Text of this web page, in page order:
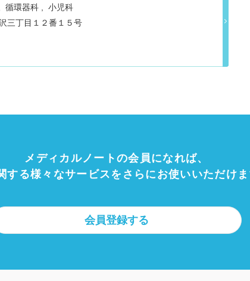
循環器科
小児科
三丁目１２番１５号
メディカルノートの会員になれば、
する様々なサービスをさらにお使いいただけ
会員登録する